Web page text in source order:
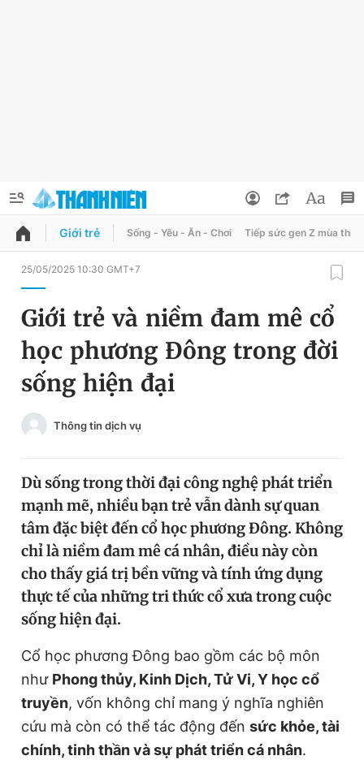
QUẢNG CÁO
Chuyên mục
Chuyên mục khác
Chào ngày mới
Tin thị trường
Video Magazine
Sản phẩm khác
Tiện ích
Thông tin tòa soạn Liên hệ quảng cáo
Đổi mật khẩu
Tin đã lưu
Tin đã xem
Giới trẻ Sống - Yêu - Ăn - Chơi Tiếp sức gen Z mùa thi
25/05/2025 10:30 GMT+7
Giới trẻ và niềm đam mê cổ
học phương Đông trong đời
sống hiện đại
Thông tin dịch vụ
Dù sống trong thời đại công nghệ phát triển
mạnh mẽ, nhiều bạn trẻ vẫn dành sự quan
tâm đặc biệt đến cổ học phương Đông. Không
chỉ là niềm đam mê cá nhân, điều này còn
cho thấy giá trị bền vững và tính ứng dụng
thực tế của những tri thức cổ xưa trong cuộc
sống hiện đại.
Cổ học phương Đông bao gồm các bộ môn
như Phong thủy, Kinh Dịch, Tử Vi, Y học cổ
truyền, vốn không chỉ mang ý nghĩa nghiên
cứu mà còn có thể tác động đến sức khỏe, tài
chính, tinh thần và sự phát triển cá nhân.